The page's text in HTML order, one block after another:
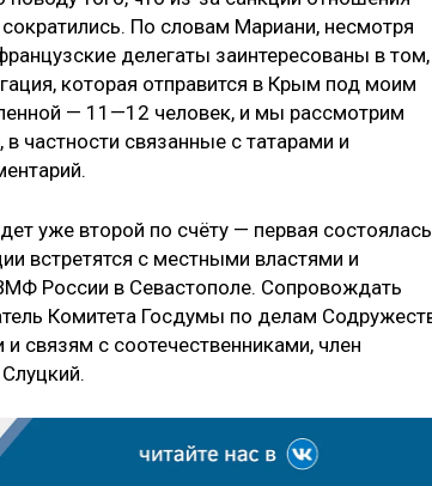
По словам Мариани, несмотря
делегаты заинтересованы в том,
которая отправится в Крым под моим
— 11—12 человек, и мы рассмотрим
частности связанные с татарами и
уже второй по счёту — первая состоялась
встретятся с местными властями и
России в Севастополе. Сопровождать
Комитета Госдумы по делам
связям с соотечественниками, член